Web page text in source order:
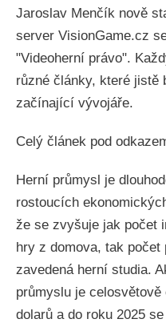
Jaroslav Menčík nově
server VisionGame.cz
"Videoherní právo".
různé články, které jistě
začínající vývojáře.
Celý článek pod
Herní průmysl je
rostoucích
že se zvyšuje jak počet
hry z domova, tak
zavedená herní studia.
průmyslu je celosvětově
dolarů a do roku 2025